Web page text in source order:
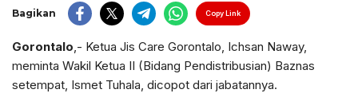
Bagikan Copy Link
Gorontalo ,- Ketua Jis Care Gorontalo, Ichsan Naway,
meminta Wakil Ketua II (Bidang Pendistribusian) Baznas
setempat, Ismet Tuhala, dicopot dari jabatannya.